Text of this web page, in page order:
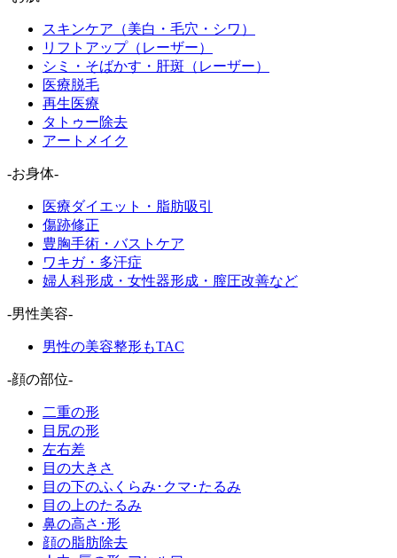
スキンケア（美白・毛穴・シワ）
リフトアップ（レーザー）
シミ・そばかす・肝斑（レーザー）
医療脱毛
再生医療
タトゥー除去
アートメイク
-お身体-
医療ダイエット・脂肪吸引
傷跡修正
豊胸手術・バストケア
ワキガ・多汗症
婦人科形成・女性器形成・膣圧改善など
-男性美容-
男性の美容整形もTAC
-顔の部位-
二重の形
目尻の形
左右差
目の大きさ
目の下のふくらみ･クマ･たるみ
目の上のたるみ
鼻の高さ･形
顔の脂肪除去